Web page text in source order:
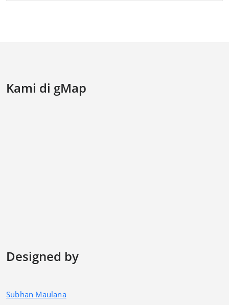
Kami di gMap
Designed by
Subhan Maulana